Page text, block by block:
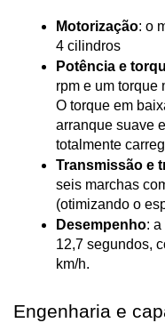
Motorização: o
4 cilindros
Potência e
rpm e um torque
O torque em
arranque suave
totalmente
Transmissão e
seis marchas
(otimizando o
Desempenho:
12,7 segundos,
km/h.
Engenharia e